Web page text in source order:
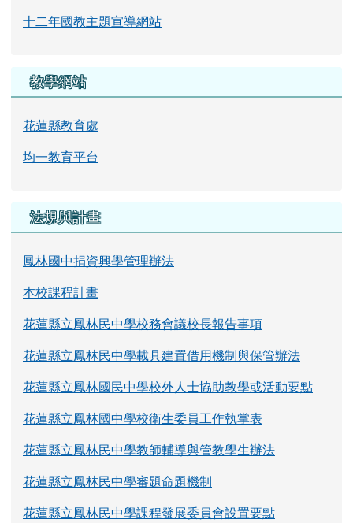
十二年國教主題宣導網站
教學網站
花蓮縣教育處
均一教育平台
法規與計畫
鳳林國中捐資興學管理辦法
本校課程計畫
花蓮縣立鳳林民中學校務會議校長報告事項
花蓮縣立鳳林民中學載具建置借用機制與保管辦法
花蓮縣立鳳林國民中學校外人士協助教學或活動要點
花蓮縣立鳳林國中學校衛生委員工作執掌表
花蓮縣立鳳林民中學教師輔導與管教學生辦法
花蓮縣立鳳林民中學審題命題機制
花蓮縣立鳳林民中學課程發展委員會設置要點